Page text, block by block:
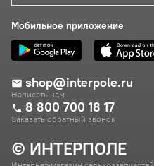
© ИНТЕРПОЛЕ
Мобильное приложение
shop@interpole.ru
Написать нам
8 800 700 18 17
Заказать обратный звонок